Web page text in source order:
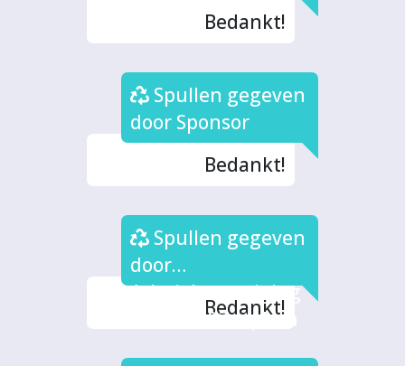
Bedankt!
Spullen gegeven
door Sponsor
Bedankt!
Spullen gegeven
door
Atletiekvereniging
via Actief Zutphen
Bedankt!